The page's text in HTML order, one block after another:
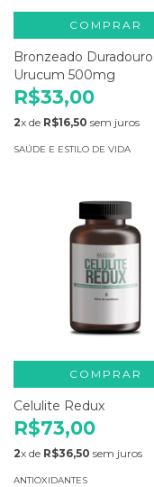
COMPRAR
Bronzeado
Urucum 500mg
R$33,00
2x de R$16,50 sem juros
SAÚDE E ESTILO DE VIDA
COMPRAR
Celulite Redux
R$73,00
2x de R$36,50 sem juros
ANTIOXIDANTES